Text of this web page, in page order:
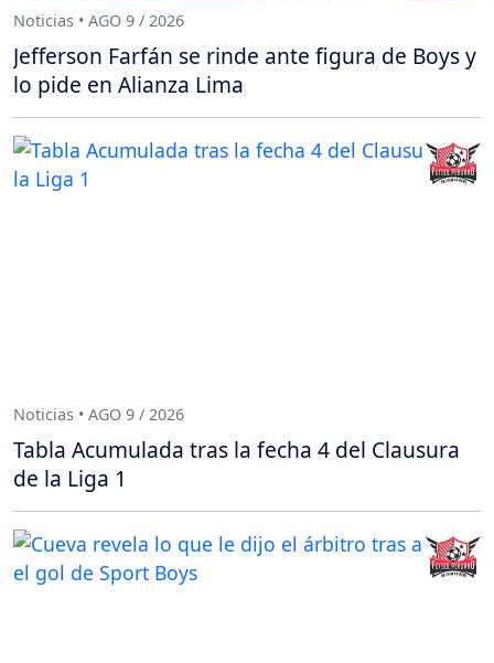
Noticias • AGO 9 / 2026
Jefferson Farfán se rinde ante figura de Boys y
lo pide en Alianza Lima
Noticias • AGO 9 / 2026
Tabla Acumulada tras la fecha 4 del Clausura
de la Liga 1